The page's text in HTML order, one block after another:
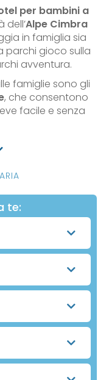
per bambini a
dell’Alpe Cimbra
in famiglia sia
parchi gioco sulla
avventura.
famiglie sono gli
, che consentono
facile e senza
te: